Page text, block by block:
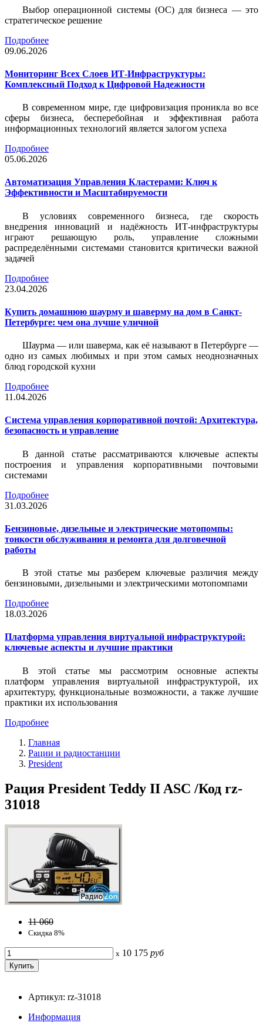
Выбор операционной системы (ОС) для бизнеса — это
стратегическое решение
Подробнее
09.06.2026
Мониторинг Всех Слоев ИТ-Инфраструктуры:
Комплексный Подход к Цифровой Надежности
В современном мире, где цифровизация проникла во все
сферы бизнеса, бесперебойная и эффективная работа
информационных технологий является залогом успеха
Подробнее
05.06.2026
Автоматизация Управления Кластерами: Ключ к
Эффективности и Масштабируемости
В условиях современного бизнеса, где скорость
внедрения инноваций и надёжность ИТ-инфраструктуры
играют решающую роль, управление сложными
распределёнными системами становится критически важной
задачей
Подробнее
23.04.2026
Купить домашнюю шаурму и шаверму на дом в Санкт-
Петербурге: чем она лучше уличной
Шаурма — или шаверма, как её называют в Петербурге —
одно из самых любимых и при этом самых неоднозначных
блюд городской кухни
Подробнее
11.04.2026
Система управления корпоративной почтой: Архитектура,
безопасность и управление
В данной статье рассматриваются ключевые аспекты
построения и управления корпоративными почтовыми
системами
Подробнее
31.03.2026
Бензиновые, дизельные и электрические мотопомпы:
тонкости обслуживания и ремонта для долговечной
работы
В этой статье мы разберем ключевые различия между
бензиновыми, дизельными и электрическими мотопомпами
Подробнее
18.03.2026
Платформа управления виртуальной инфраструктурой:
ключевые аспекты и лучшие практики
В этой статье мы рассмотрим основные аспекты
платформ управления виртуальной инфраструктурой, их
архитектуру, функциональные возможности, а также лучшие
практики их использования
Подробнее
Главная
Рации и радиостанции
President
Рация President Teddy II ASC /Код rz-
31018
11 060
Скидка 8%
x 10 175 руб
Артикул: rz-31018
Информация